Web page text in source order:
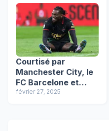
Courtisé par
Manchester City, le
FC Barcelone et
Manchester United,
février 27, 2025